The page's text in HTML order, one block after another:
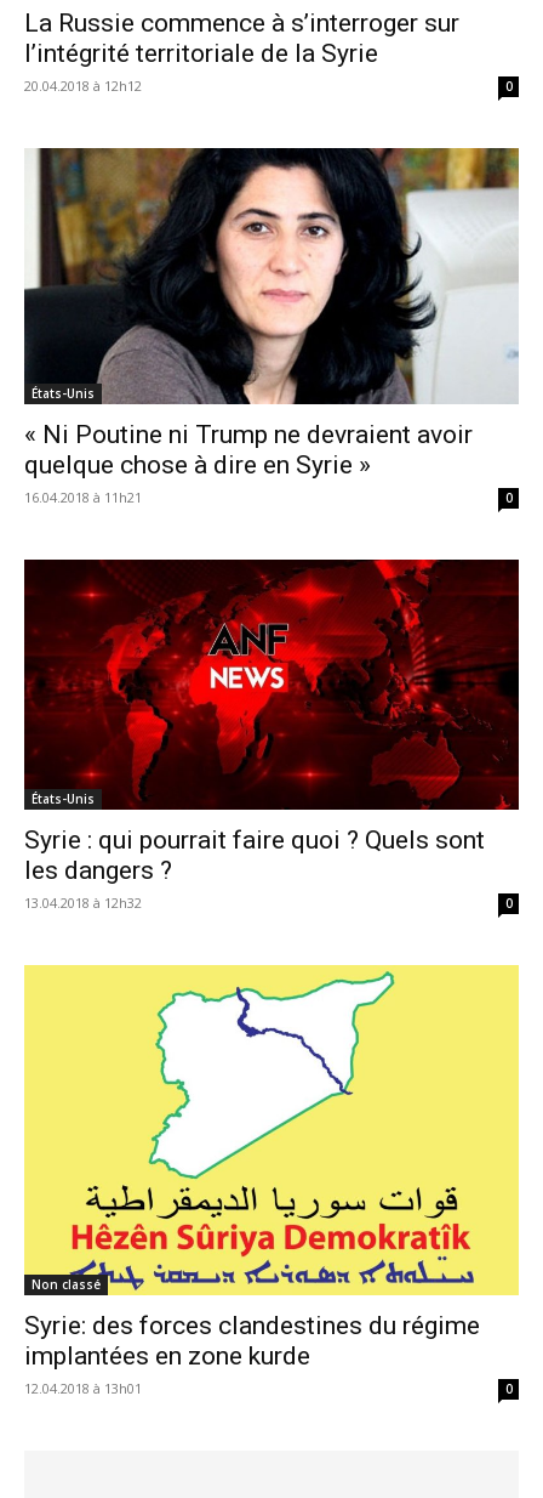
La Russie commence à s’interroger sur
l’intégrité territoriale de la Syrie
20.04.2018 à 12h12 0
États-Unis
« Ni Poutine ni Trump ne devraient avoir
quelque chose à dire en Syrie »
16.04.2018 à 11h21 0
États-Unis
Syrie : qui pourrait faire quoi ? Quels sont
les dangers ?
13.04.2018 à 12h32 0
Non classé
Syrie: des forces clandestines du régime
implantées en zone kurde
12.04.2018 à 13h01 0